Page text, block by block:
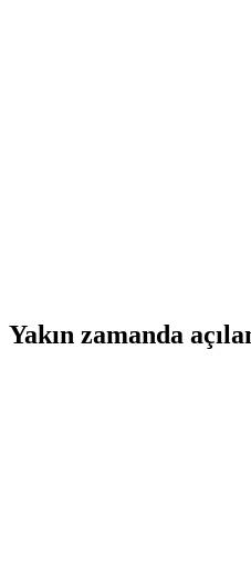
Yakın zamanda